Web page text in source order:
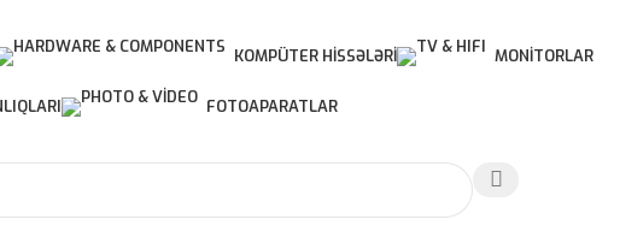
KOMPÜTER HISSƏLƏRI MONITORLAR
FOTOAPARATLAR